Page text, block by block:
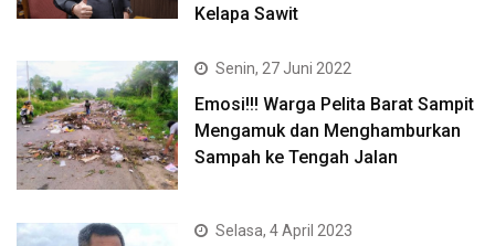
Kelapa Sawit
Senin, 27 Juni 2022
Emosi!!! Warga Pelita Barat Sampit
Mengamuk dan Menghamburkan
Sampah ke Tengah Jalan
Selasa, 4 April 2023